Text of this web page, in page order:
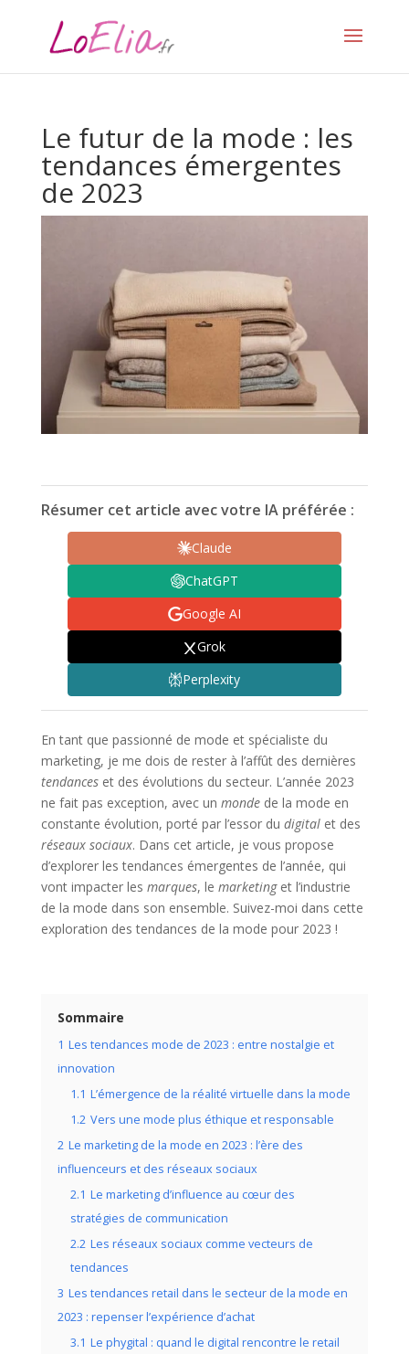
Le futur de la mode : les
tendances émergentes
de 2023
Résumer cet article avec votre IA préférée :
Claude
ChatGPT
Google AI
Grok
Perplexity
En tant que passionné de mode et spécialiste du
marketing, je me dois de rester à l’affût des dernières
tendanceset des évolutions du secteur. L’année 2023
ne fait pas exception, avec un mondede la mode en
constante évolution, porté par l’essor du digitalet des
réseaux sociaux. Dans cet article, je vous propose
d’explorer les tendances émergentes de l’année, qui
vont impacter les marques, le marketinget l’industrie
de la mode dans son ensemble. Suivez-moi dans cette
exploration des tendances de la mode pour 2023 !
Sommaire
1 Les tendances mode de 2023 : entre nostalgie et
innovation
1.1 L’émergence de la réalité virtuelle dans la mode
1.2 Vers une mode plus éthique et responsable
2 Le marketing de la mode en 2023 : l’ère des
influenceurs et des réseaux sociaux
2.1 Le marketing d’influence au cœur des
stratégies de communication
2.2 Les réseaux sociaux comme vecteurs de
tendances
3 Les tendances retail dans le secteur de la mode en
2023 : repenser l’expérience d’achat
3.1 Le phygital : quand le digital rencontre le retail